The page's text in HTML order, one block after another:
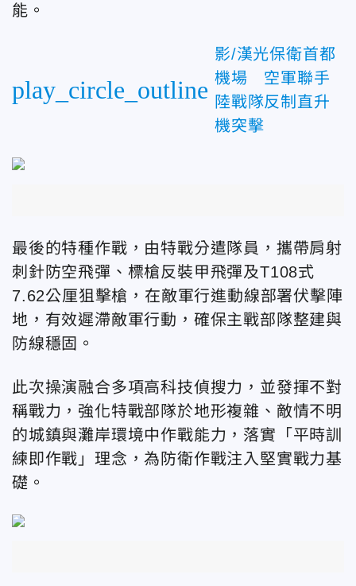
能。
play_circle_outline
影/漢光保衛首都
機場 空軍聯手
陸戰隊反制直升
機突擊
最後的特種作戰，由特戰分遣隊員，攜帶肩射
刺針防空飛彈、標槍反裝甲飛彈及T108式
7.62公厘狙擊槍，在敵軍行進動線部署伏擊陣
地，有效遲滯敵軍行動，確保主戰部隊整建與
防線穩固。
此次操演融合多項高科技偵搜力，並發揮不對
稱戰力，強化特戰部隊於地形複雜、敵情不明
的城鎮與灘岸環境中作戰能力，落實「平時訓
練即作戰」理念，為防衛作戰注入堅實戰力基
礎。